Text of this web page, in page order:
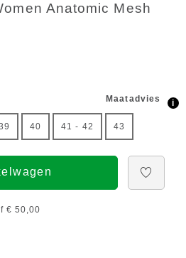
Anatomic Mesh
Maatadvies i
40 41 - 42 43
€ 50,00